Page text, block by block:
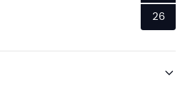
26